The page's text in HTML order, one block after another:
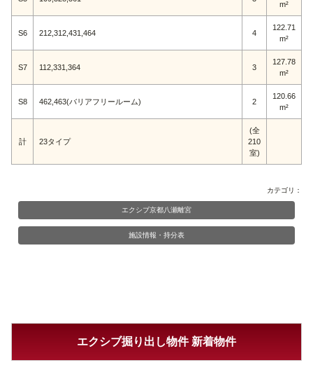
m²
S6 212,312,431,464 4
122.71
m²
S7 112,331,364 3
127.78
m²
S8 462,463(バリアフリールーム) 2
120.66
m²
計 23タイプ
(全
210
室)
カテゴリ：
エクシブ京都八瀬離宮
施設情報・持分表
エクシブ掘り出し物件 新着物件